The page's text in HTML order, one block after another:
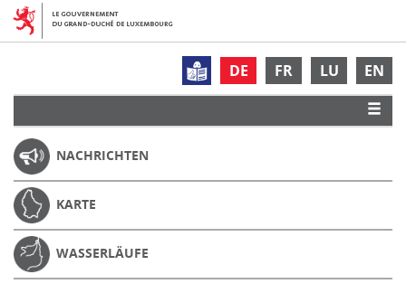
DE FR LU EN
NACHRICHTEN
KARTE
WASSERLÄUFE